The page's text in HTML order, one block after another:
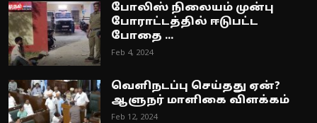
போலிஸ் நிலையம் முன்பு
போராட்டத்தில் ஈடுபட்ட
போதை ...
Feb 4, 2024
வெளிநடப்பு செய்தது ஏன்?
ஆளுநர் மாளிகை விளக்கம்
Feb 12, 2024